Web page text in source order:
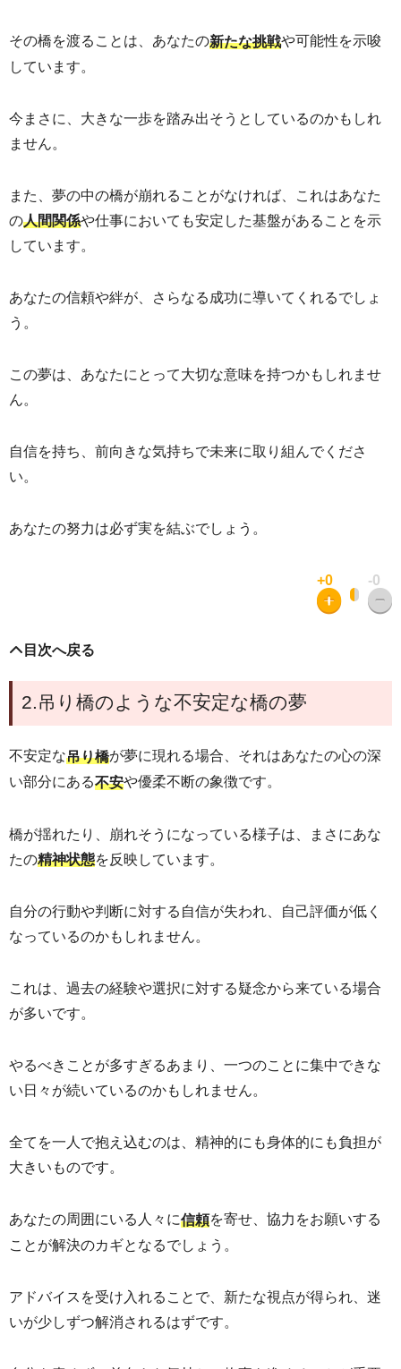
その橋を渡ることは、あなたの新たな挑戦や可能性を示唆
しています。
今まさに、大きな一歩を踏み出そうとしているのかもしれ
ません。
また、夢の中の橋が崩れることがなければ、これはあなた
の人間関係や仕事においても安定した基盤があることを示
しています。
あなたの信頼や絆が、さらなる成功に導いてくれるでしょ
う。
この夢は、あなたにとって大切な意味を持つかもしれませ
ん。
自信を持ち、前向きな気持ちで未来に取り組んでくださ
い。
あなたの努力は必ず実を結ぶでしょう。
+0 -0
目次へ戻る
2.吊り橋のような不安定な橋の夢
不安定な吊り橋が夢に現れる場合、それはあなたの心の深
い部分にある不安や優柔不断の象徴です。
橋が揺れたり、崩れそうになっている様子は、まさにあな
たの精神状態を反映しています。
自分の行動や判断に対する自信が失われ、自己評価が低く
なっているのかもしれません。
これは、過去の経験や選択に対する疑念から来ている場合
が多いです。
やるべきことが多すぎるあまり、一つのことに集中できな
い日々が続いているのかもしれません。
全てを一人で抱え込むのは、精神的にも身体的にも負担が
大きいものです。
あなたの周囲にいる人々に信頼を寄せ、協力をお願いする
ことが解決のカギとなるでしょう。
アドバイスを受け入れることで、新たな視点が得られ、迷
いが少しずつ解消されるはずです。